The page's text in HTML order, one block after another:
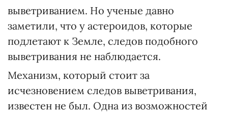
выветриванием. Но ученые давно
заметили, что у астероидов, которые
подлетают к Земле, следов подобного
выветривания не наблюдается.
Механизм, который стоит за
исчезновением следов выветривания,
известен не был. Одна из возможностей